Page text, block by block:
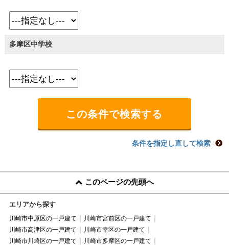
多摩区中学校
条件を指定し直して検索
このページの先頭へ
エリアから探す
川崎市中原区の一戸建て
川崎市宮前区の一戸建て
川崎市高津区の一戸建て
川崎市幸区の一戸建て
川崎市川崎区の一戸建て
川崎市多摩区の一戸建て